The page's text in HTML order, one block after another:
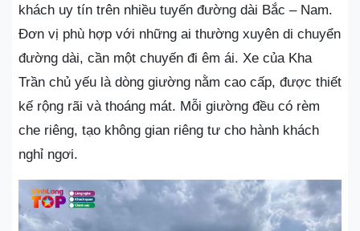
khách uy tín trên nhiều tuyến đường dài Bắc – Nam.
Đơn vị phù hợp với những ai thường xuyên di chuyển
đường dài, cần một chuyến đi êm ái. Xe của Kha
Trần chủ yếu là dòng giường nằm cao cấp, được thiết
kế rộng rãi và thoáng mát. Mỗi giường đều có rèm
che riêng, tạo không gian riêng tư cho hành khách
nghỉ ngơi.